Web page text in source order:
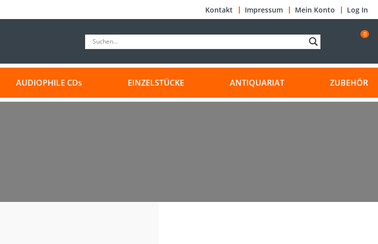
Kontakt Impressum Mein Konto Log In
0
AUDIOPHILE CDs EINZELSTÜCKE ANTIQUARIAT ZUBEHÖR